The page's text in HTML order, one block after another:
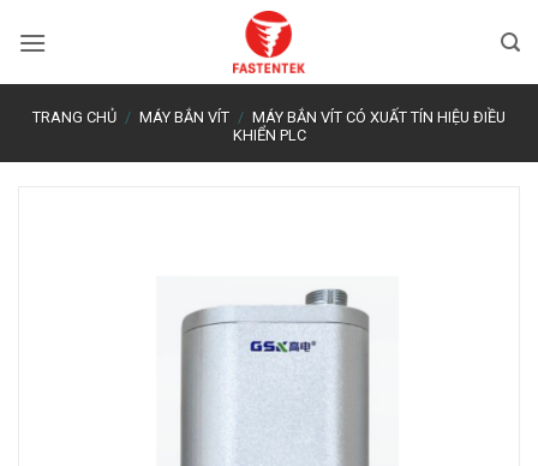
qua
TRANG CHỦ / MÁY BẮN VÍT / MÁY BẮN VÍT CÓ XUẤT TÍN HIỆU ĐIỀU
KHIỂN PLC